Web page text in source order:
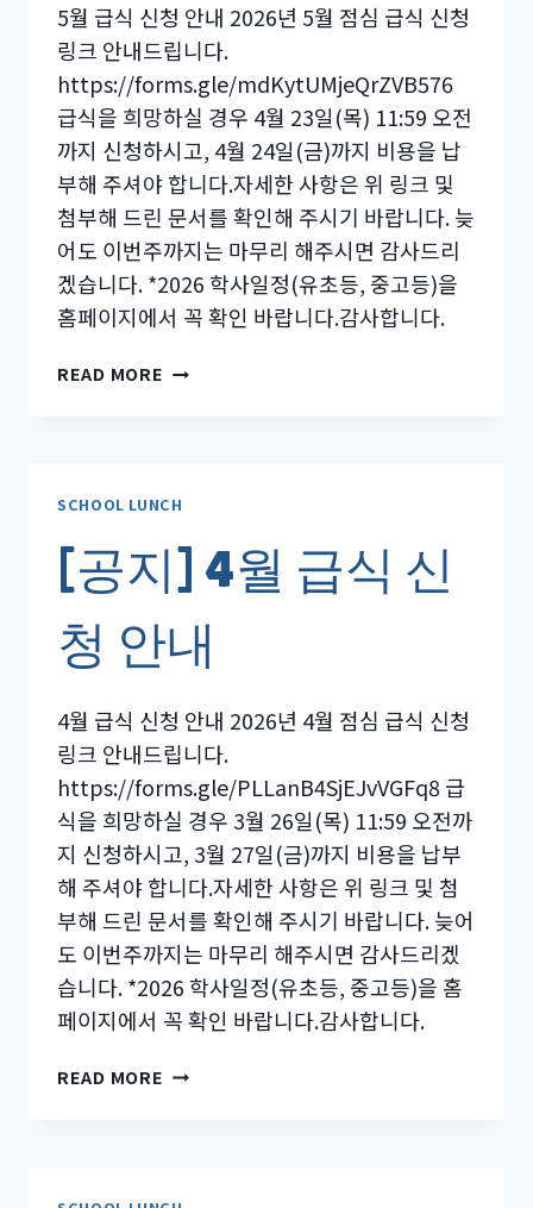
5월 급식 신청 안내 2026년 5월 점심 급식 신청
링크 안내드립니다.
https://forms.gle/mdKytUMjeQrZVB576
급식을 희망하실 경우 4월 23일(목) 11:59 오전
까지 신청하시고, 4월 24일(금)까지 비용을 납
부해 주셔야 합니다.자세한 사항은 위 링크 및
첨부해 드린 문서를 확인해 주시기 바랍니다. 늦
어도 이번주까지는 마무리 해주시면 감사드리
겠습니다. *2026 학사일정(유초등, 중고등)을
홈페이지에서 꼭 확인 바랍니다.감사합니다.
READ MORE [공
식
청
안
SCHOOL LUNCH
[공지] 4월 급식 신
청 안내
4월 급식 신청 안내 2026년 4월 점심 급식 신청
링크 안내드립니다.
https://forms.gle/PLLanB4SjEJvVGFq8 급
식을 희망하실 경우 3월 26일(목) 11:59 오전까
지 신청하시고, 3월 27일(금)까지 비용을 납부
해 주셔야 합니다.자세한 사항은 위 링크 및 첨
부해 드린 문서를 확인해 주시기 바랍니다. 늦어
도 이번주까지는 마무리 해주시면 감사드리겠
습니다. *2026 학사일정(유초등, 중고등)을 홈
페이지에서 꼭 확인 바랍니다.감사합니다.
READ MORE [공